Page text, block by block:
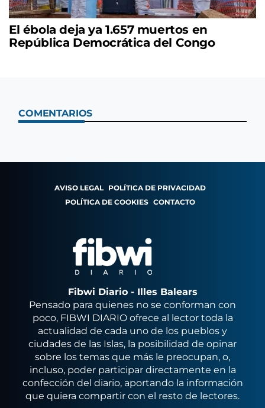
El ébola deja ya 1.657 muertos en
República Democrática del Congo
COMENTARIOS
AVISO LEGAL POLÍTICA DE PRIVACIDAD
POLÍTICA DE COOKIES CONTACTO
Fibwi Diario - Illes Balears
Pensado para quienes no se conforman con
poco, FIBWI DIARIO ofrece al lector toda la
actualidad de cada uno de los pueblos y
ciudades de las Islas, la posibilidad de opinar
sobre los temas que más le preocupan, o,
incluso, poder participar directamente en la
confección del diario, aportando la información
que quiera compartir con el resto de lectores.